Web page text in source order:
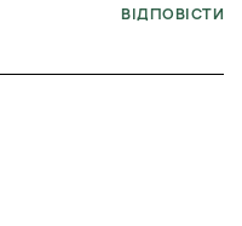
ВІДПОВІСТИ